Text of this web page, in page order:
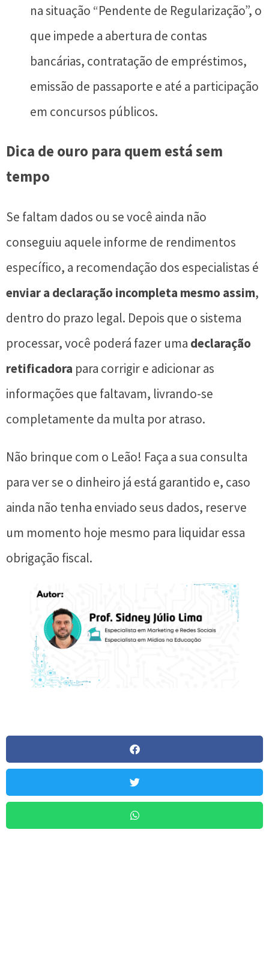
na situação “Pendente de Regularização”, o
que impede a abertura de contas
bancárias, contratação de empréstimos,
emissão de passaporte e até a participação
em concursos públicos.
Dica de ouro para quem está sem
tempo
Se faltam dados ou se você ainda não
conseguiu aquele informe de rendimentos
específico, a recomendação dos especialistas é
enviar a declaração incompleta mesmo assim,
dentro do prazo legal. Depois que o sistema
processar, você poderá fazer uma declaração
retificadora para corrigir e adicionar as
informações que faltavam, livrando-se
completamente da multa por atraso.
Não brinque com o Leão! Faça a sua consulta
para ver se o dinheiro já está garantido e, caso
ainda não tenha enviado seus dados, reserve
um momento hoje mesmo para liquidar essa
obrigação fiscal.